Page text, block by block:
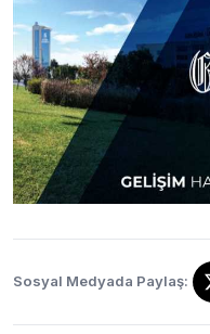
Sosyal Medyada Paylaş:
Bağlantı kopyalandı!